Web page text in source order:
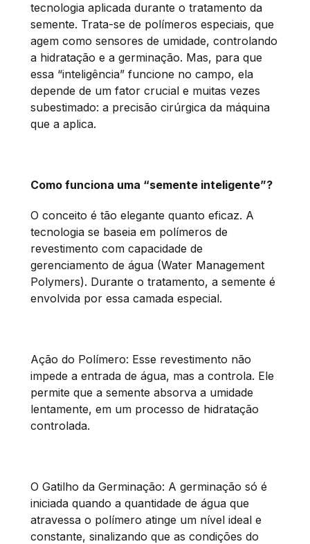
tecnologia aplicada durante o tratamento da
semente. Trata-se de polímeros especiais, que
agem como sensores de umidade, controlando
a hidratação e a germinação. Mas, para que
essa “inteligência” funcione no campo, ela
depende de um fator crucial e muitas vezes
subestimado: a precisão cirúrgica da máquina
que a aplica.
Como funciona uma “semente inteligente”?
O conceito é tão elegante quanto eficaz. A
tecnologia se baseia em polímeros de
revestimento com capacidade de
gerenciamento de água (Water Management
Polymers). Durante o tratamento, a semente é
envolvida por essa camada especial.
Ação do Polímero: Esse revestimento não
impede a entrada de água, mas a controla. Ele
permite que a semente absorva a umidade
lentamente, em um processo de hidratação
controlada.
O Gatilho da Germinação: A germinação só é
iniciada quando a quantidade de água que
atravessa o polímero atinge um nível ideal e
constante, sinalizando que as condições do